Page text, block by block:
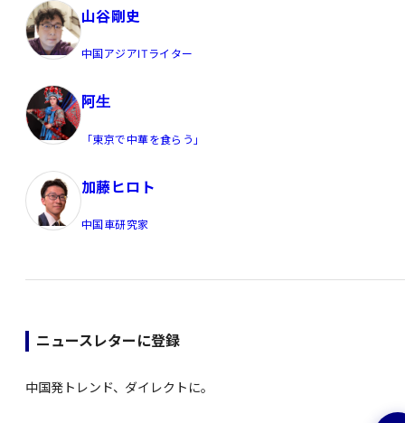
山谷剛史
中国アジアITライター
阿生
「東京で中華を食らう」
加藤ヒロト
中国車研究家
ニュースレターに登録
中国発トレンド、ダイレクトに。